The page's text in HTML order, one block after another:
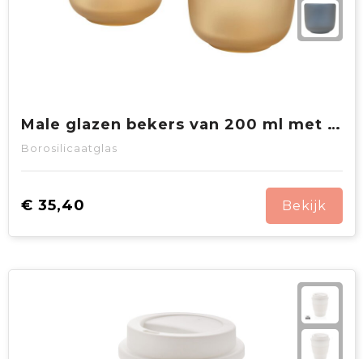
Male glazen bekers van 200 ml met matte afwerking, set van 2
Borosilicaatglas
€ 35,40 Bekijk